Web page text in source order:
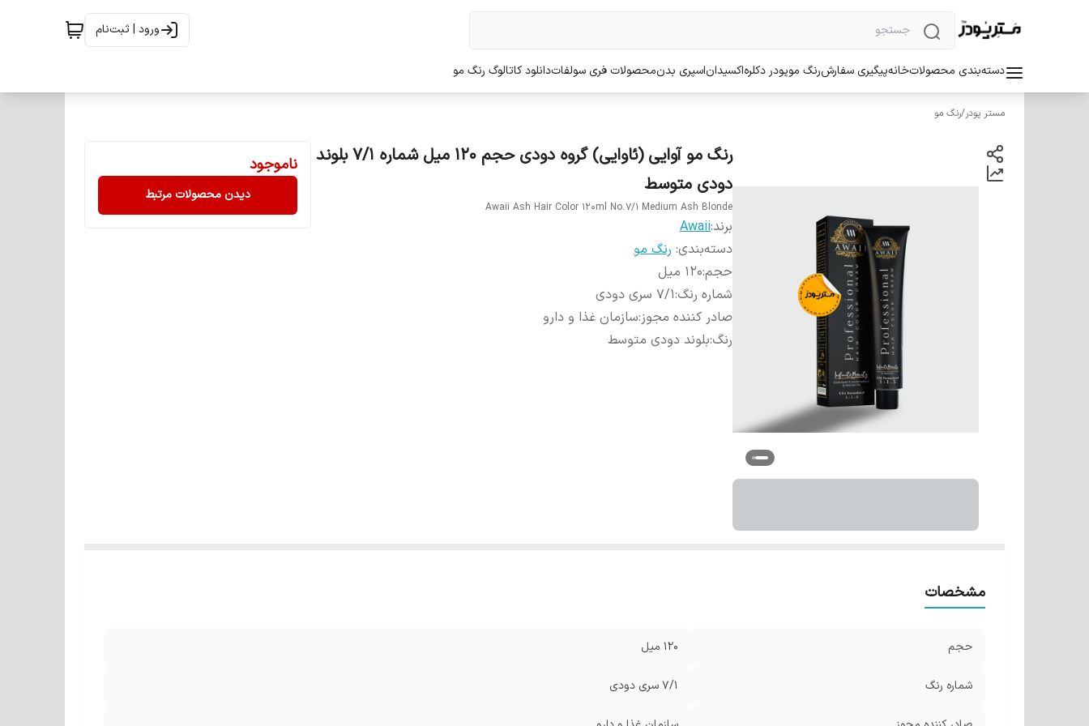
ورود | ثبت‌نام
دسته‌بندی محصولاتخانهپیگیری سفارشرنگ موپودر دکلرهاکسیداناسپری بدنمحصولات فری سولفاتدانلود کاتالوگ رنگ مو
مستر پودر/رنگ مو
رنگ مو آوایی (ئاوایی) گروه دودی حجم 120 میل شماره 7/1 بلوند
دودی متوسط
Awaii Ash Hair Color 120ml No.7/1 Medium Ash Blonde
برند:Awaii
دسته‌بندی: رنگ مو
حجم:120 میل
شماره رنگ:7/1 سری دودی
صادر کننده مجوز:سازمان غذا و دارو
رنگ:بلوند دودی متوسط
ناموجود
دیدن محصولات مرتبط
مشخصات
حجم 120 میل
شماره رنگ 7/1 سری دودی